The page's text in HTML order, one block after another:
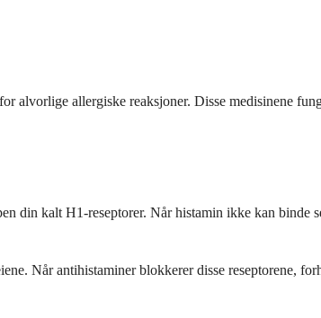
alvorlige allergiske reaksjoner. Disse medisinene
din kalt H1-reseptorer. Når histamin ikke kan binde
Når antihistaminer blokkerer disse reseptorene,